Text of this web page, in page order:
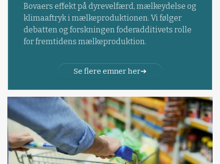
Bovaers effekt på dyrevelfærd, mælkeydelse og
klimaaftryk i mælkeproduktionen. Vi følger
debatten og forskningen foderadditivets rolle
for fremtidens mælkeproduktion.
Se flere emner her